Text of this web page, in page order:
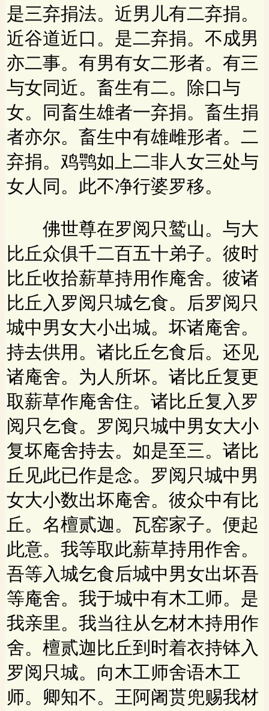
是三弃捐法。近男儿有二弃捐。
近谷道近口。是二弃捐。不成男
亦二事。有男有女二形者。有三
与女同近。畜生有二。除口与
女。同畜生雄者一弃捐。畜生捐
者亦尔。畜生中有雄雌形者。二
弃捐。鸡鹗如上二非人女三处与
女人同。此不净行婆罗移。
佛世尊在罗阅只鹫山。与大
比丘众俱千二百五十弟子。彼时
比丘收拾薪草持用作庵舍。彼诸
比丘入罗阅只城乞食。后罗阅只
城中男女大小出城。坏诸庵舍。
持去供用。诸比丘乞食后。还见
诸庵舍。为人所坏。诸比丘复更
取薪草作庵舍住。诸比丘复入罗
阅只乞食。罗阅只城中男女大小
复坏庵舍持去。如是至三。诸比
丘见此已作是念。罗阅只城中男
女大小数出坏庵舍。彼众中有比
丘。名檀贰迦。瓦窑家子。便起
此意。我等取此薪草持用作舍。
吾等入城乞食后城中男女出坏吾
等庵舍。我于城中有木工师。是
我亲里。我当往从乞材木持用作
舍。檀贰迦比丘到时着衣持钵入
罗阅只城。向木工师舍语木工
师。卿知不。王阿阇贳兜赐我材